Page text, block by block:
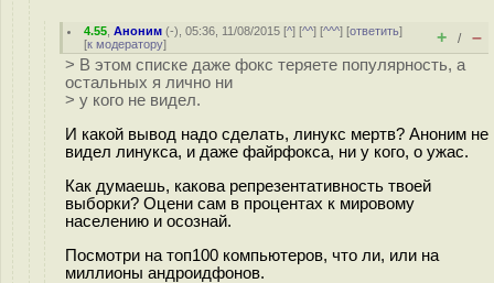
4.55 ,Аноним (-), 05:36, 11/08/2015 [^] [^^] [^^^] [ответить]
[к модератору] + / –
> В этом списке даже фокс теряете популярность, а
остальных я лично ни
> у кого не видел.
И какой вывод надо сделать, линукс мертв? Аноним не
видел линукса, и даже файрфокса, ни у кого, о ужас.
Как думаешь, какова репрезентативность твоей
выборки? Оцени сам в процентах к мировому
населению и осознай.
Посмотри на топ100 компьютеров, что ли, или на
миллионы андроидфонов.